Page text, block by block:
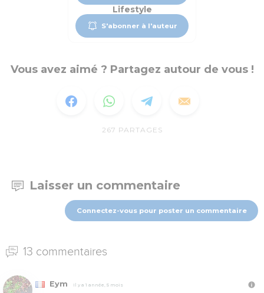
Lifestyle
S'abonner à l'auteur
Vous avez aimé ? Partagez autour de vous !
267 PARTAGES
Laisser un commentaire
Connectez-vous pour poster un commentaire
13 commentaires
Eym Il y a 1 année, 5 mois